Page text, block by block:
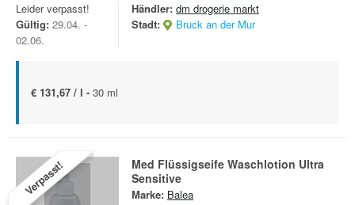
Leider verpasst!
Gültig: 29.04. -
02.06.
Händler: dm drogerie markt
Stadt:
Bruck an der Mur
€ 131,67 / l - 30 ml
Verpasst!
Med Flüssigseife Waschlotion Ultra
Sensitive
Marke: Balea